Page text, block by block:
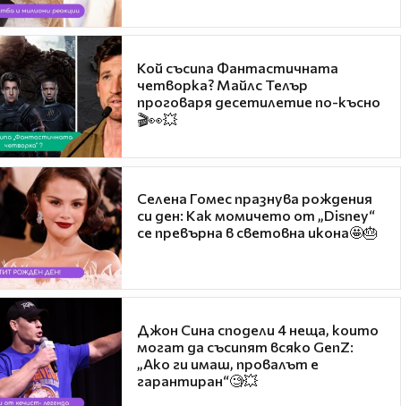
Кой съсипа Фантастичната
четворка? Майлс Телър
проговаря десетилетие по-късно
🎬👀💥
Селена Гомес празнува рождения
си ден: Как момичето от „Disney“
се превърна в световна икона🤩🎂
Джон Сина сподели 4 неща, които
могат да съсипят всяко GenZ:
„Ако ги имаш, провалът е
гарантиран“🧐💥